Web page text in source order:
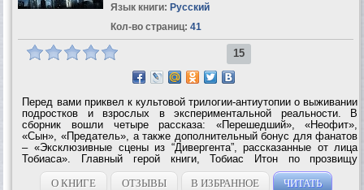
Язык книги: Русский
Кол-во страниц: 41
15
Перед вами приквел к культовой трилогии-антиутопии о выживании
подростков и взрослых в экспериментальной реальности. В
сборник вошли четыре рассказа: «Перешедший», «Неофит»,
«Сын», «Предатель», а также дополнительный бонус для фанатов
– «Эксклюзивные сцены из “Дивергента”, рассказанные от лица
Тобиаса». Главный герой книги, Тобиас Итон по прозвищу
«Четыре», сын деспота Маркуса из фракции Альтруистов, станет
О КНИГЕ ОТЗЫВЫ В ИЗБРАННОЕ ЧИТАТЬ